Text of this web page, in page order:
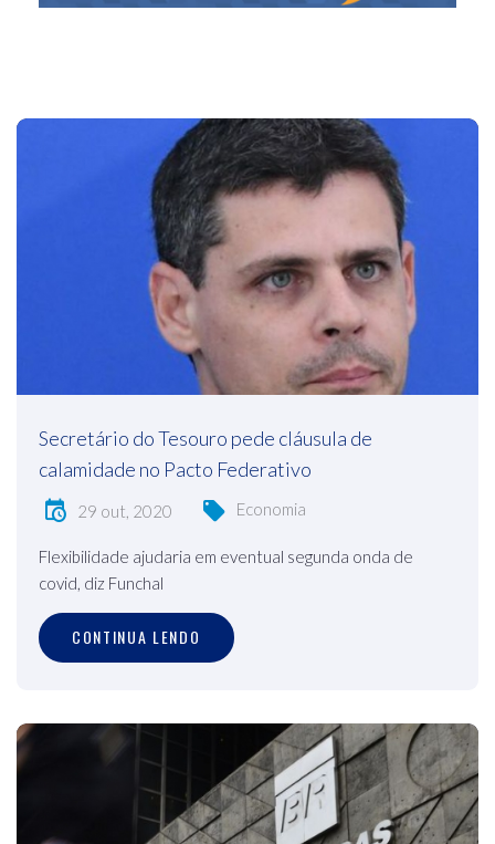
Secretário do Tesouro pede cláusula de
calamidade no Pacto Federativo
29 out, 2020 Economia
Flexibilidade ajudaria em eventual segunda onda de
covid, diz Funchal
CONTINUA LENDO